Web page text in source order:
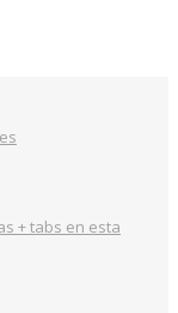
+ tabs en esta